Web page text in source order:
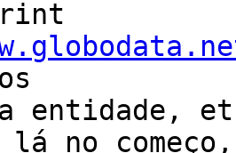
entidade,